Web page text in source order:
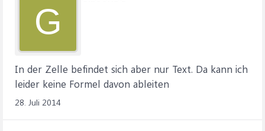
G
In der Zelle befindet sich aber nur Text. Da kann ich
leider keine Formel davon ableiten
28. Juli 2014